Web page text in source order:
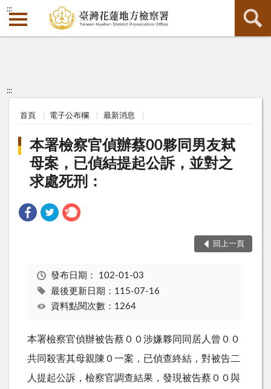
:::
:::
首頁 電子公布欄 最新消息
本署檢察官偵辦蔡00夥同男友弒
母案，已偵結提起公訴，並對之
求處死刑：
回上一頁
發布日期： 102-01-03
最後更新日期：115-07-16
資料點閱次數：1264
本署檢察官偵辦被告蔡００涉嫌夥同同居人曾００
共同殺害其母親陳０一案，已偵查終結，對被告二
人提起公訴，檢察官調查結果，發現被告蔡００與